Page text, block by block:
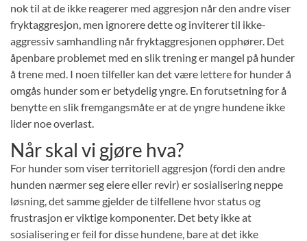
nok til at de ikke reagerer med aggresjon når den andre viser
fryktaggresjon, men ignorere dette og inviterer til ikke-
aggressiv samhandling når fryktaggresjonen opphører. Det
åpenbare problemet med en slik trening er mangel på hunder
å trene med. I noen tilfeller kan det være lettere for hunder å
omgås hunder som er betydelig yngre. En forutsetning for å
benytte en slik fremgangsmåte er at de yngre hundene ikke
lider noe overlast.
Når skal vi gjøre hva?
For hunder som viser territoriell aggresjon (fordi den andre
hunden nærmer seg eiere eller revir) er sosialisering neppe
løsning, det samme gjelder de tilfellene hvor status og
frustrasjon er viktige komponenter. Det bety ikke at
sosialisering er feil for disse hundene, bare at det ikke